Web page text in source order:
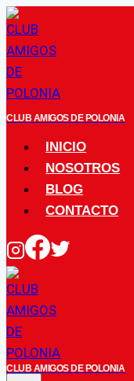
Saltar
al
contenido
CLUB AMIGOS DE POLONIA
INICIO
NOSOTROS
BLOG
CONTACTO
CLUB AMIGOS DE POLONIA